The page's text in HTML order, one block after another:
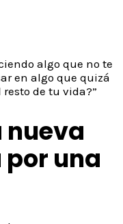
algo que no te
en algo que quizá
de tu vida?”
nueva
una